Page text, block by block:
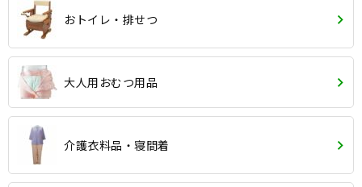
おトイレ・排せつ
大人用おむつ用品
介護衣料品・寝間着